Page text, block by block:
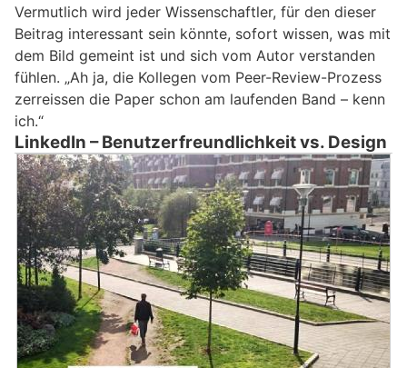
Vermutlich wird jeder Wissenschaftler, für den dieser
Beitrag interessant sein könnte, sofort wissen, was mit
dem Bild gemeint ist und sich vom Autor verstanden
fühlen. „Ah ja, die Kollegen vom Peer-Review-Prozess
zerreissen die Paper schon am laufenden Band – kenn
ich.“
LinkedIn – Benutzerfreundlichkeit vs. Design